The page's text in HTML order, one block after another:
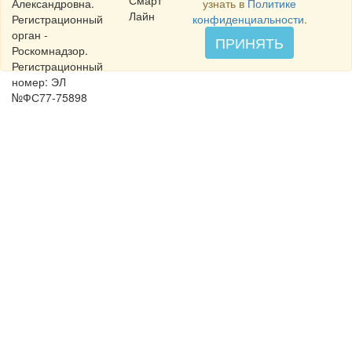
Александровна.
Регистрационный
орган -
Роскомнадзор.
Регистрационный
номер: ЭЛ
№ФС77-75898
Лайн
узнать в Политике
конфиденциальности.
ПРИНЯТЬ